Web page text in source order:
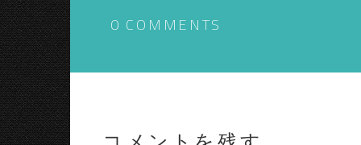
0 COMMENTS